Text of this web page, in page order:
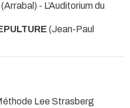
(Arrabal) - L’Auditorium du
(Jean-Paul
Lee Strasberg